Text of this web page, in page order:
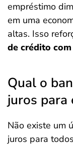
empréstimo
em uma
altas. Isso
de crédito
Qual o
juros para
Não existe um
juros para